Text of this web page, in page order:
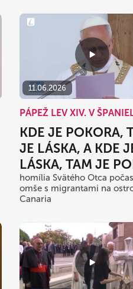
11.06.2026
PÁPEŽ LEV XIV. V
KDE JE POKORA,
JE LÁSKA, A KDE
LÁSKA, TAM JE
homília Svätého Otca
omše s migrantami na
Canaria